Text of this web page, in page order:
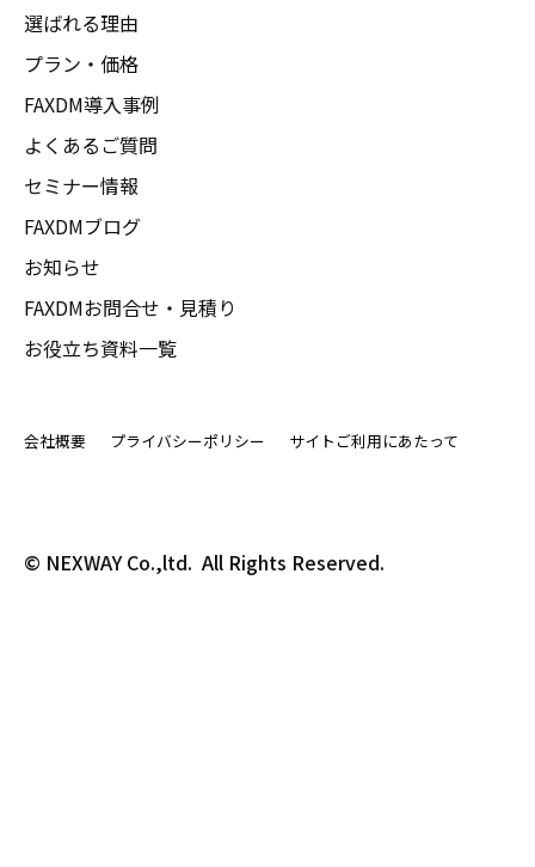
選ばれる理由
プラン・価格
FAXDM導入事例
よくあるご質問
セミナー情報
FAXDMブログ
お知らせ
FAXDMお問合せ・見積り
お役立ち資料一覧
会社概要 プライバシーポリシー サイトご利用にあたって
© NEXWAY Co.,ltd.  All Rights Reserved.